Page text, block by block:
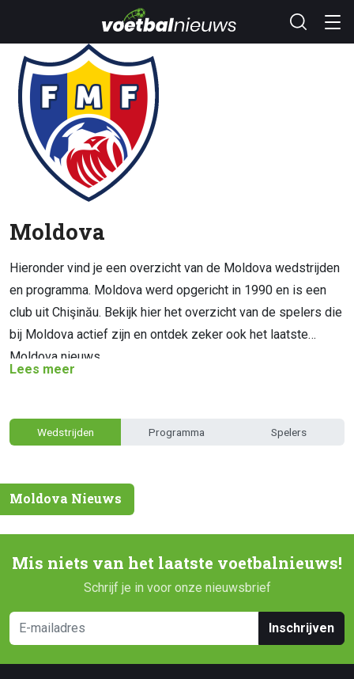
Moldova
Hieronder vind je een overzicht van de Moldova wedstrijden
en programma. Moldova werd opgericht in 1990 en is een
club uit Chişinău. Bekijk hier het overzicht van de spelers die
bij Moldova actief zijn en ontdek zeker ook het laatste
Moldova nieuws.
Lees meer
Wedstrijden Programma Spelers
Moldova Nieuws
Mis niets van het laatste voetbalnieuws!
Schrijf je in voor onze nieuwsbrief
Inschrijven